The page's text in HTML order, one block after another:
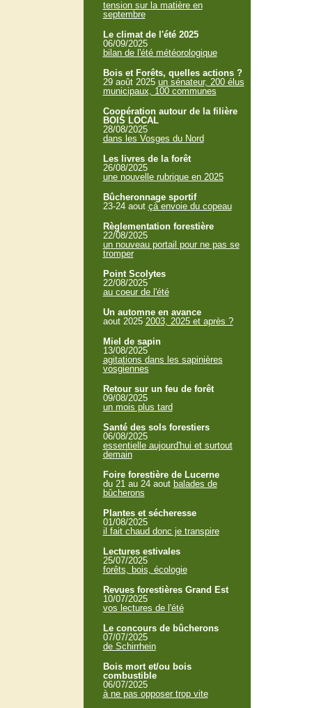
tension sur la matière en
septembre
Le climat de l'été 2025
06/09/2025
bilan de l'été météorologique
Bois et Forêts, quelles actions ?
29 août 2025 un sénateur, 200 élus
municipaux, 100 communes
Coopération autour de la filière
BOIS LOCAL
28/08/2025
dans les Vosges du Nord
Les livres de la forêt
26/08/2025
une nouvelle rubrique en 2025
Bûcheronnage sportif
23-24 aout çà envoie du copeau
Règlementation forestière
22/08/2025
un nouveau portail pour ne pas se
tromper
Point Scolytes
22/08/2025
au coeur de l'été
Un automne en avance
aout 2025 2003, 2025 et après ?
Miel de sapin
13/08/2025
agitations dans les sapinières
vosgiennes
Retour sur un feu de forêt
09/08/2025
un mois plus tard
Santé des sols forestiers
06/08/2025
essentielle aujourd'hui et surtout
demain
Foire forestière de Lucerne
du 21 au 24 aout balades de
bûcherons
Plantes et sécheresse
01/08/2025
il fait chaud donc je transpire
Lectures estivales
25/07/2025
forêts, bois, écologie
Revues forestières Grand Est
10/07/2025
vos lectures de l'été
Le concours de bûcherons
07/07/2025
de Schirrhein
Bois mort et/ou bois
combustible
06/07/2025
à ne pas opposer trop vite